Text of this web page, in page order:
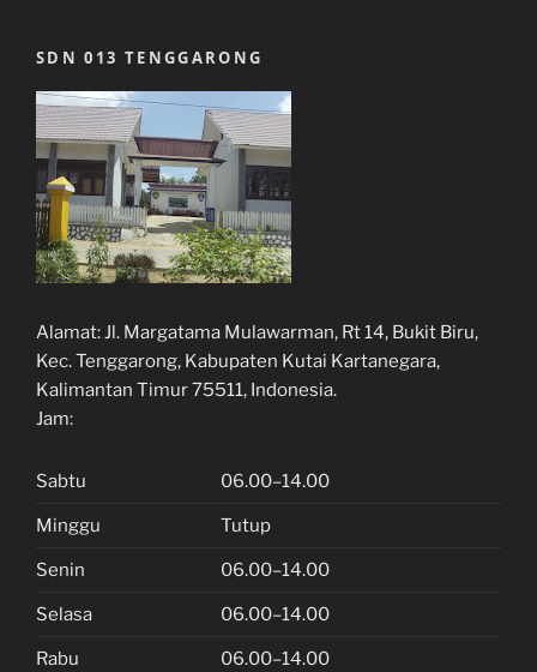
SDN 013 TENGGARONG
Alamat:Jl. Margatama Mulawarman, Rt 14, Bukit Biru,
Kec. Tenggarong, Kabupaten Kutai Kartanegara,
Kalimantan Timur 75511, Indonesia.
Jam:
Sabtu 06.00–14.00
Minggu Tutup
Senin 06.00–14.00
Selasa 06.00–14.00
Rabu 06.00–14.00